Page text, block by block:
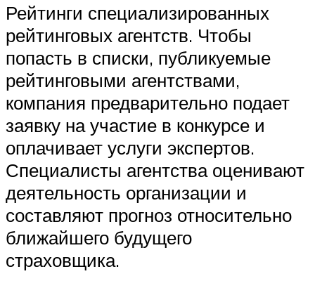
Рейтинги специализированных
рейтинговых агентств. Чтобы
попасть в списки, публикуемые
рейтинговыми агентствами,
компания предварительно подает
заявку на участие в конкурсе и
оплачивает услуги экспертов.
Специалисты агентства оценивают
деятельность организации и
составляют прогноз относительно
ближайшего будущего
страховщика.